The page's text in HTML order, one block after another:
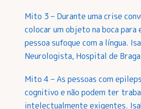
Mito 3 – Durante uma crise
colocar um objeto na boca para
pessoa sufoque com a língua.
Neurologista, Hospital de Braga
Mito 4 – As pessoas com
cognitivo e não podem ter
intelectualmente exigentes.